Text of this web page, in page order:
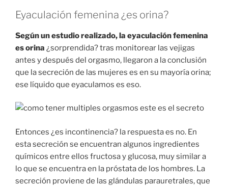
Eyaculación femenina ¿es orina?
Según un estudio realizado, la eyaculación femenina
es orina ¿sorprendida? tras monitorear las vejigas
antes y después del orgasmo, llegaron a la conclusión
que la secreción de las mujeres es en su mayoría orina;
ese líquido que eyaculamos es eso.
Entonces ¿es incontinencia? la respuesta es no. En
esta secreción se encuentran algunos ingredientes
químicos entre ellos fructosa y glucosa, muy similar a
lo que se encuentra en la próstata de los hombres. La
secreción proviene de las glándulas parauretrales, que